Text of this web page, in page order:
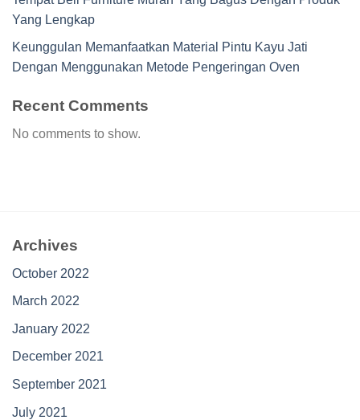
Yang Lengkap
Keunggulan Memanfaatkan Material Pintu Kayu Jati
Dengan Menggunakan Metode Pengeringan Oven
Recent Comments
No comments to show.
Archives
October 2022
March 2022
January 2022
December 2021
September 2021
July 2021